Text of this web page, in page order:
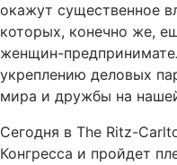
окажут существенное
которых, конечно же,
женщин-
укреплению деловых
мира и дружбы на
Сегодня в The Ritz-
Конгресса и пройдет